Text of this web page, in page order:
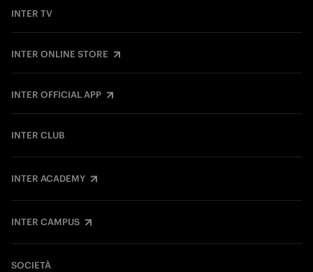
INTER TV
INTER ONLINE STORE
INTER OFFICIAL APP
INTER CLUB
INTER ACADEMY
INTER CAMPUS
SOCIETÀ